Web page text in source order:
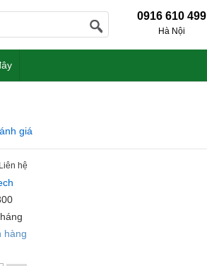
0916 610 499
Hà Nội
giá
hệ
hàng